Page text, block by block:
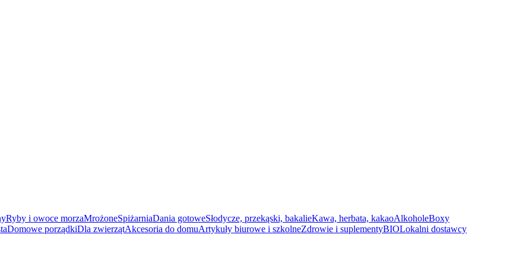
Ryby i owoce morzaMrożoneSpiżarniaDania gotoweSłodycze, przekąski, bakalieKawa, herbata, kakaoAlkoholeBoxy
Domowe porządkiDla zwierzątAkcesoria do domuArtykuły biurowe i szkolneZdrowie i suplementyBIOLokalni dostawcy